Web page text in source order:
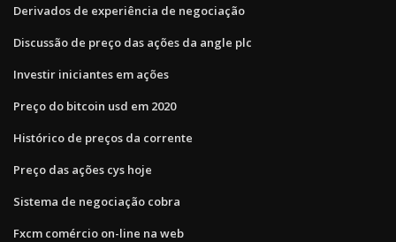
Derivados de experiência de negociação
Discussão de preço das ações da angle plc
Investir iniciantes em ações
Preço do bitcoin usd em 2020
Histórico de preços da corrente
Preço das ações cys hoje
Sistema de negociação cobra
Fxcm comércio on-line na web